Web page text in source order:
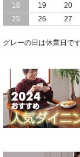
2024/04/25
日本製
ベッド
18
19 20
25
26 27
グレーの日は休業日で